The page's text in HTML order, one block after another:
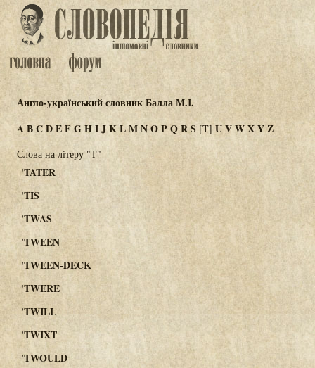
Англо-український словник Балла М.І.
ABCDEFGHIJKLMNOPQRS [T]UVWXYZ
Слова на літеру "T"
'TATER
'TIS
'TWAS
'TWEEN
'TWEEN-DECK
'TWERE
'TWILL
'TWIXT
'TWOULD